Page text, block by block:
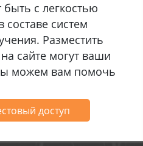
с легкостью
составе систем
Разместить
сайте могут ваши
можем вам помочь
доступ